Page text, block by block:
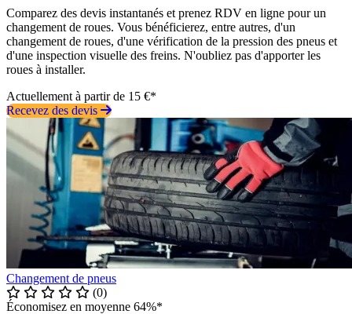
Comparez des devis instantanés et prenez RDV en ligne pour un
changement de roues. Vous bénéficierez, entre autres, d'un
changement de roues, d'une vérification de la pression des pneus et
d'une inspection visuelle des freins. N'oubliez pas d'apporter les
roues à installer.
Actuellement à partir de 15 €*
Recevez des devis
Changement de pneus
(0)
Économisez en moyenne 64%*